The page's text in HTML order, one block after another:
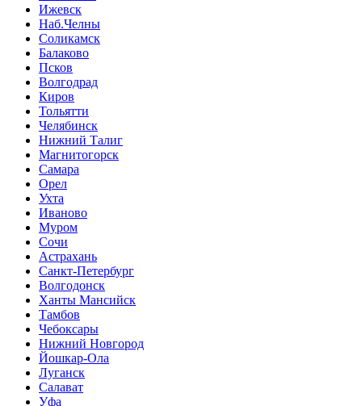
Ижевск
Наб.Челны
Соликамск
Балаково
Псков
Волгодрад
Киров
Тольятти
Челябинск
Нижний Талиг
Магнитогорск
Самара
Орел
Ухта
Иваново
Муром
Сочи
Астрахань
Санкт-Петербург
Волгодонск
Ханты Мансийск
Тамбов
Чебоксары
Нижний Новгород
Йошкар-Ола
Луганск
Салават
Уфа